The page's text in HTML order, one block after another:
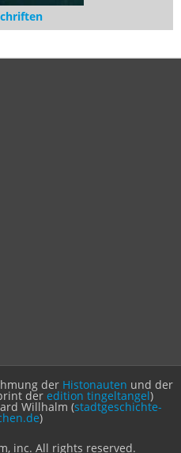
der Histonauten und der
der edition tingeltangel)
Willhalm (stadtgeschichte-
)
inc. All rights reserved.